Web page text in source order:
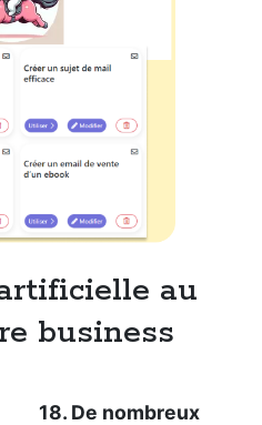
au
business
18. De nombreux